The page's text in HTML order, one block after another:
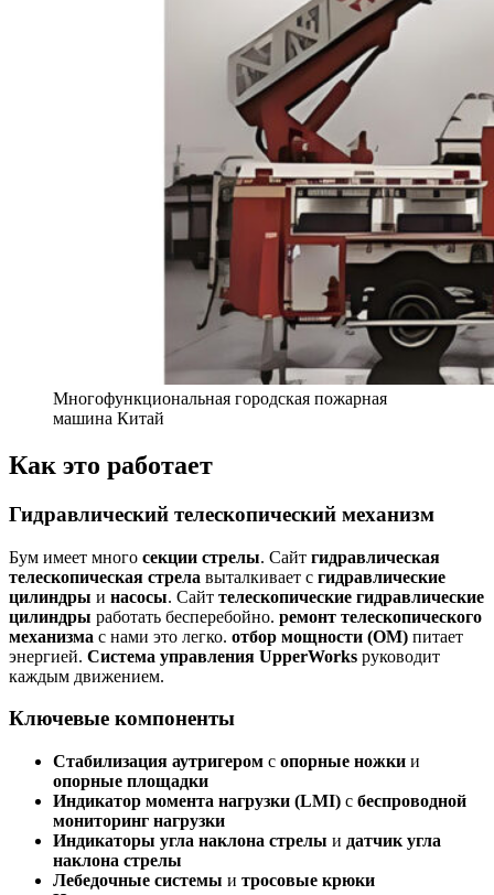
Многофункциональная городская пожарная
машина Китай
Как это работает
Гидравлический телескопический механизм
Бум имеет много секции стрелы. Сайт гидравлическая
телескопическая стрела выталкивает с гидравлические
цилиндры и насосы. Сайт телескопические гидравлические
цилиндры работать бесперебойно. ремонт телескопического
механизма с нами это легко. отбор мощности (ОМ) питает
энергией. Система управления UpperWorks руководит
каждым движением.
Ключевые компоненты
Стабилизация аутригером с опорные ножки и
опорные площадки
Индикатор момента нагрузки (LMI) с беспроводной
мониторинг нагрузки
Индикаторы угла наклона стрелы и датчик угла
наклона стрелы
Лебедочные системы и тросовые крюки